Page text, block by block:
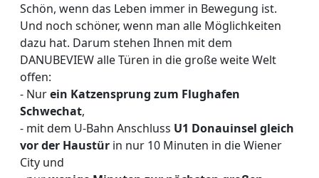
Schön, wenn das Leben immer in Bewegung ist.
Und noch schöner, wenn man alle Möglichkeiten
dazu hat. Darum stehen Ihnen mit dem
DANUBEVIEW alle Türen in die große weite Welt
offen:
- Nurein Katzensprung zum Flughafen
Schwechat,
- mit dem U-Bahn Anschluss U1 Donauinsel gleich
vor der Haustür in nur 10 Minuten in die Wiener
City und